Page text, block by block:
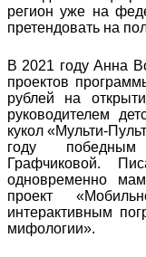
регион уже на
претендовать на
В 2021 году Анна
проектов
рублей на
руководителем
кукол «Мульти-
году
Графчиковой.
одновременно
проект
интерактивным
мифологии».